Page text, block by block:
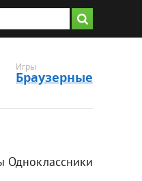
Игры
Браузерные
Одноклассники